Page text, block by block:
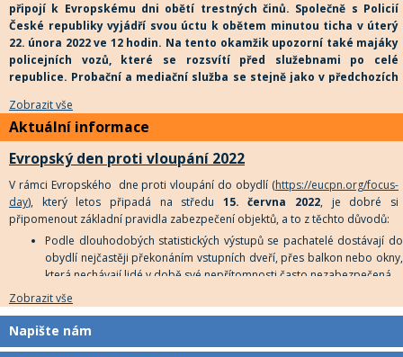
připojí k Evropskému dni obětí trestných činů. Společně s Policií
České republiky vyjádří svou úctu k obětem minutou ticha v úterý
22. února 2022 ve 12 hodin. Na tento okamžik upozorní také majáky
policejních vozů, které se rozsvítí před služebnami po celé
republice. Probační a mediační služba se stejně jako v předchozích
Policií České republiky vyjádří svou úctu k obětem minutou ticha v
úterý 22. února 2022 ve 12 hodin. Na tento okamžik upozorní také
majáky policejních vozů, které se rozsvítí před služebnami po celé
republice.
Zobrazit vše
Aktuální informace
Evropský den proti vloupání 2022
V rámci Evropského dne proti vloupání do obydlí (https://eucpn.org/focus-
day), který letos připadá na středu 15. června 2022, je dobré si
připomenout základní pravidla zabezpečení objektů, a to z těchto důvodů:
Podle dlouhodobých statistických výstupů se pachatelé dostávají do
obydlí nejčastěji překonáním vstupních dveří, přes balkon nebo okny,
která nechávají lidé v době své nepřítomnosti často nezabezpečená.
K nezvané návštěvě mnohdy napomáhá právě ponechání otevřené
okenní ventilace či mikro ventilace. Vloupání se do obydlí a jeho
vykradení přes mikro ventilaci může pachateli trvat kolem jedné
Zobrazit vše
Napište nám